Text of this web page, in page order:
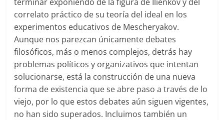
correlato práctico de su teoría del ideal en los
experimentos educativos de Mescheryakov.
Aunque nos parezcan únicamente debates
filosóficos, más o menos complejos, detrás hay
problemas políticos y organizativos que intentan
solucionarse, está la construcción de una nueva
forma de existencia que se abre paso a través de lo
viejo, por lo que estos debates aún siguen vigentes,
no han sido superados. Incluimos también un